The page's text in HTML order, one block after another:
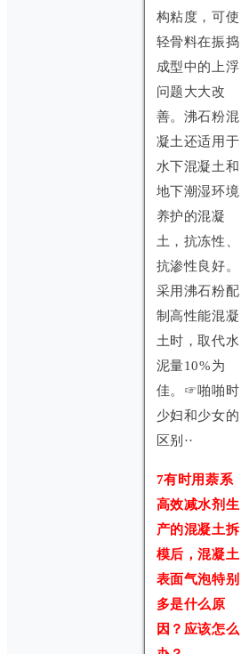
构粘度，可使
轻骨料在振捣
成型中的上浮
问题大大改
善。沸石粉混
凝土还适用于
水下混凝土和
地下潮湿环境
养护的混凝
土，抗冻性、
抗渗性良好。
采用沸石粉配
制高性能混凝
土时，取代水
泥量10%为
佳。☞啪啪时
少妇和少女的
区别··
7有时用萘系
高效减水剂生
产的混凝土拆
模后，混凝土
表面气泡特别
多是什么原
因？应该怎么